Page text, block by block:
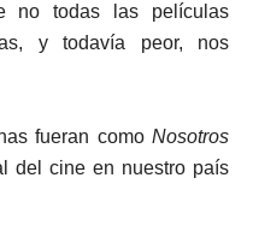
no todas las películas
y todavía peor, nos
fueran como Nosotros
del cine en nuestro país